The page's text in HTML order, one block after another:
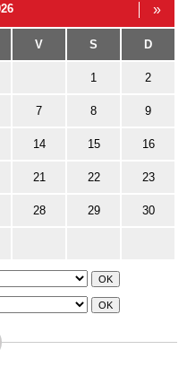
»
V S D
1 2
7 8 9
14 15 16
21 22 23
28 29 30